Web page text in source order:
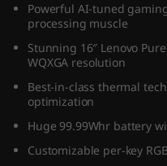
Powerful AI-tuned
processing muscle
Stunning 16″ Lenovo
WQXGA resolution
Best-in-class thermal
optimization
Huge 99.99Whr battery
Customizable per-key